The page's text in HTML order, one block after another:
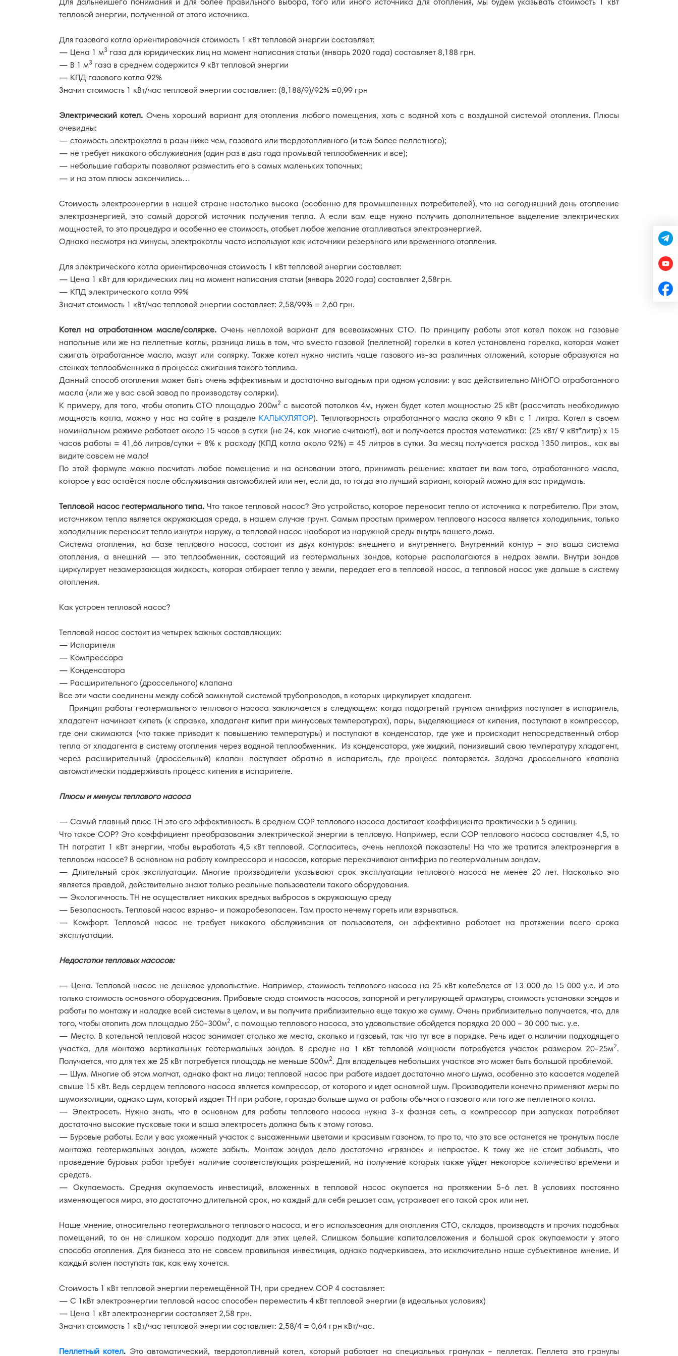
ГЛАВНАЯ
КАТАЛОГ НАШЕЙ ПРОДУКЦИИ
УСЛУГИ
НОВОСТИ
ПОРТФОЛИО
КОНТАКТЫ
РАСПРОДАЖА
Для дальнейшего понимания и для более правильного выбора, того или иного источника для отопления, мы будем указывать стоимость 1 кВт
тепловой энергии, полученной от этого источника.
Для газового котла ориентировочная стоимость 1 кВт тепловой энергии составляет:
— Цена 1 м3 газа для юридических лиц на момент написания статьи (январь 2020 года) составляет 8,188 грн.
— В 1 м3 газа в среднем содержится 9 кВт тепловой энергии
— КПД газового котла 92%
Значит стоимость 1 кВт/час тепловой энергии составляет: (8,188/9)/92% =0,99 грн
Электрический котел. Очень хороший вариант для отопления любого помещения, хоть с водяной хоть с воздушной системой отопления. Плюсы
очевидны:
— стоимость электрокотла в разы ниже чем, газового или твердотопливного (и тем более пеллетного);
— не требует никакого обслуживания (один раз в два года промывай теплообменник и все);
— небольшие габариты позволяют разместить его в самых маленьких топочных;
— и на этом плюсы закончились…
Стоимость электроэнергии в нашей стране настолько высока (особенно для промышленных потребителей), что на сегодняшний день отопление
электроэнергией, это самый дорогой источник получения тепла. А если вам еще нужно получить дополнительное выделение электрических
мощностей, то это процедура и особенно ее стоимость, отобьет любое желание отапливаться электроэнергией.
Однако несмотря на минусы, электрокотлы часто используют как источники резервного или временного отопления.
Для электрического котла ориентировочная стоимость 1 кВт тепловой энергии составляет:
— Цена 1 кВт для юридических лиц на момент написания статьи (январь 2020 года) составляет 2,58грн.
— КПД электрического котла 99%
Значит стоимость 1 кВт/час тепловой энергии составляет: 2,58/99% = 2,60 грн.
Котел на отработанном масле/солярке.Очень неплохой вариант для всевозможных СТО. По принципу работы этот котел похож на газовые
напольные или же на пеллетные котлы, разница лишь в том, что вместо газовой (пеллетной) горелки в котел установлена горелка, которая может
сжигать отработанное масло, мазут или солярку. Также котел нужно чистить чаще газового из-за различных отложений, которые образуются на
стенках теплообменника в процессе сжигания такого топлива.
Данный способ отопления может быть очень эффективным и достаточно выгодным при одном условии: у вас действительно МНОГО отработанного
масла (или же у вас свой завод по производству солярки).
К примеру, для того, чтобы отопить СТО площадью 200м2 с высотой потолков 4м, нужен будет котел мощностью 25 кВт (рассчитать необходимую
мощность котла, можно у нас на сайте в разделе КАЛЬКУЛЯТОР). Теплотворность отработанного масла около 9 кВт с 1 литра. Котел в своем
номинальном режиме работает около 15 часов в сутки (не 24, как многие считают!), вот и получается простая математика: (25 кВт/ 9 кВт*литр) х 15
часов работы = 41,66 литров/сутки + 8% к расходу (КПД котла около 92%) = 45 литров в сутки. За месяц получается расход 1350 литров., как вы
видите совсем не мало!
По этой формуле можно посчитать любое помещение и на основании этого, принимать решение: хватает ли вам того, отработанного масла,
которое у вас остаётся после обслуживания автомобилей или нет, если да, то тогда это лучший вариант, который можно для вас придумать.
Тепловой насос геотермального типа. Что такое тепловой насос? Это устройство, которое переносит тепло от источника к потребителю. При этом,
источником тепла является окружающая среда, в нашем случае грунт. Самым простым примером теплового насоса является холодильник, только
холодильник переносит тепло изнутри наружу, а тепловой насос наоборот из наружной среды внутрь вашего дома.
Система отопления, на базе теплового насоса, состоит из двух контуров: внешнего и внутреннего. Внутренний контур – это ваша система
отопления, а внешний — это теплообменник, состоящий из геотермальных зондов, которые располагаются в недрах земли. Внутри зондов
циркулирует незамерзающая жидкость, которая отбирает тепло у земли, передает его в тепловой насос, а тепловой насос уже дальше в систему
отопления.
Как устроен тепловой насос?
Тепловой насос состоит из четырех важных составляющих:
— Испарителя
— Компрессора
— Конденсатора
— Расширительного (дроссельного) клапана
Все эти части соединены между собой замкнутой системой трубопроводов, в которых циркулирует хладагент.
Принцип работы геотермального теплового насоса заключается в следующем: когда подогретый грунтом антифриз поступает в испаритель,
хладагент начинает кипеть (к справке, хладагент кипит при минусовых температурах), пары, выделяющиеся от кипения, поступают в компрессор,
где они сжимаются (что также приводит к повышению температуры) и поступают в конденсатор, где уже и происходит непосредственный отбор
тепла от хладагента в систему отопления через водяной теплообменник. Из конденсатора, уже жидкий, понизивший свою температуру хладагент,
через расширительный (дроссельный) клапан поступает обратно в испаритель, где процесс повторяется. Задача дроссельного клапана
автоматически поддерживать процесс кипения в испарителе.
Плюсы и минусы теплового насоса
— Самый главный плюс ТН это его эффективность. В среднем СОР теплового насоса достигает коэффициента практически в 5 единиц.
Что такое СОР? Это коэффициент преобразования электрической энергии в тепловую. Например, если СОР теплового насоса составляет 4,5, то
ТН потратит 1 кВт энергии, чтобы выработать 4,5 кВт тепловой. Согласитесь, очень неплохой показатель! На что же тратится электроэнергия в
тепловом насосе? В основном на работу компрессора и насосов, которые перекачивают антифриз по геотермальным зондам.
— Длительный срок эксплуатации. Многие производители указывают срок эксплуатации теплового насоса не менее 20 лет. Насколько это
является правдой, действительно знают только реальные пользователи такого оборудования.
— Экологичность. ТН не осуществляет никаких вредных выбросов в окружающую среду
— Безопасность. Тепловой насос взрыво- и пожаробезопасен. Там просто нечему гореть или взрываться.
— Комфорт. Тепловой насос не требует никакого обслуживания от пользователя, он эффективно работает на протяжении всего срока
эксплуатации.
Недостатки тепловых насосов:
— Цена. Тепловой насос не дешевое удовольствие. Например, стоимость теплового насоса на 25 кВт колеблется от 13 000 до 15 000 у.е. И это
только стоимость основного оборудования. Прибавьте сюда стоимость насосов, запорной и регулирующей арматуры, стоимость установки зондов и
работы по монтажу и наладке всей системы в целом, и вы получите приблизительно еще такую же сумму. Очень приблизительно получается, что, для
того, чтобы отопить дом площадью 250-300м2, с помощью теплового насоса, это удовольствие обойдется порядка 20 000 – 30 000 тыс. у.е.
— Место. В котельной тепловой насос занимает столько же места, сколько и газовый, так что тут все в порядке. Речь идет о наличии подходящего
участка, для монтажа вертикальных геотермальных зондов. В средне на 1 кВт тепловой мощности потребуется участок размером 20-25м2.
Получается, что для тех же 25 кВт потребуется площадь не меньше 500м2. Для владельцев небольших участков это может быть большой проблемой.
— Шум. Многие об этом молчат, однако факт на лицо: тепловой насос при работе издает достаточно много шума, особенно это касается моделей
свыше 15 кВт. Ведь сердцем теплового насоса является компрессор, от которого и идет основной шум. Производители конечно применяют меры по
шумоизоляции, однако шум, который издает ТН при работе, гораздо больше шума от работы обычного газового или того же пеллетного котла.
— Электросеть. Нужно знать, что в основном для работы теплового насоса нужна 3-х фазная сеть, а компрессор при запусках потребляет
достаточно высокие пусковые токи и ваша электросеть должна быть к этому готова.
— Буровые работы. Если у вас ухоженный участок с высаженными цветами и красивым газоном, то про то, что это все останется не тронутым после
монтажа геотермальных зондов, можете забыть. Монтаж зондов дело достаточно «грязное» и непростое. К тому же не стоит забывать, что
проведение буровых работ требует наличие соответствующих разрешений, на получение которых также уйдет некоторое количество времени и
средств.
— Окупаемость. Средняя окупаемость инвестиций, вложенных в тепловой насос окупается на протяжении 5-6 лет. В условиях постоянно
изменяющегося мира, это достаточно длительной срок, но каждый для себя решает сам, устраивает его такой срок или нет.
Наше мнение, относительно геотермального теплового насоса, и его использования для отопления СТО, складов, производств и прочих подобных
помещений, то он не слишком хорошо подходит для этих целей. Слишком большие капиталовложения и большой срок окупаемости у этого
способа отопления. Для бизнеса это не совсем правильная инвестиция, однако подчеркиваем, это исключительно наше субъективное мнение. И
каждый волен поступать так, как ему хочется.
Стоимость 1 кВт тепловой энергии перемещённой ТН, при среднем СОР 4 составляет:
— С 1кВт электроэнергии тепловой насос способен переместить 4 кВт тепловой энергии (в идеальных условиях)
— Цена 1 кВт электроэнергии составляет 2,58 грн.
Значит стоимость 1 кВт/час тепловой энергии составляет: 2,58/4 = 0,64 грн кВт/час.
Пеллетный котел. Это автоматический, твердотопливный котел, который работает на специальных гранулах – пеллетах. Пеллета это гранулы